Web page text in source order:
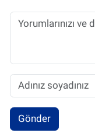
Gönder